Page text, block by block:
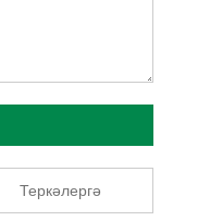
Теркәлергә